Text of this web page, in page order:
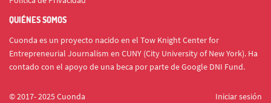
QUIÉNES SOMOS
Cuonda es un proyecto nacido en el Tow Knight Center for
Entrepreneurial Journalism en CUNY (City University of New York). Ha
contado con el apoyo de una beca por parte de Google DNI Fund.
© 2017- 2025 Cuonda Iniciar sesión